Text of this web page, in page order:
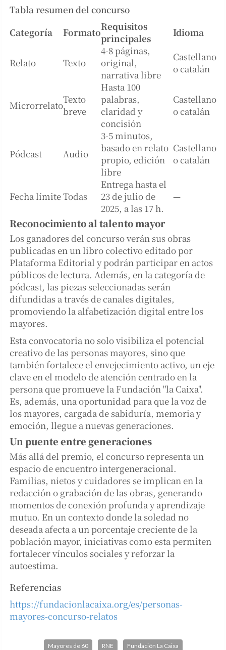
Tabla resumen del concurso
Categoría
FormatoRequisitos
principales
Idioma
Relato Texto
4-8 páginas,
original,
narrativa libre
Castellano
o catalán
MicrorrelatoTexto
breve
Hasta 100
palabras,
claridad y
concisión
Castellano
o catalán
Pódcast Audio
3-5 minutos,
basado en relato
propio, edición
libre
Castellano
o catalán
Fecha límiteTodas
Entrega hasta el
23 de julio de
2025, a las 17 h.
—
Reconocimiento al talento mayor
Los ganadores del concurso verán sus obras
publicadas en un libro colectivo editado por
Plataforma Editorial y podrán participar en actos
públicos de lectura. Además, en la categoría de
pódcast, las piezas seleccionadas serán
difundidas a través de canales digitales,
promoviendo la alfabetización digital entre los
mayores.
Esta convocatoria no solo visibiliza el potencial
creativo de las personas mayores, sino que
también fortalece el envejecimiento activo, un eje
clave en el modelo de atención centrado en la
persona que promueve la Fundación "la Caixa".
Es, además, una oportunidad para que la voz de
los mayores, cargada de sabiduría, memoria y
emoción, llegue a nuevas generaciones.
Un puente entre generaciones
Más allá del premio, el concurso representa un
espacio de encuentro intergeneracional.
Familias, nietos y cuidadores se implican en la
redacción o grabación de las obras, generando
momentos de conexión profunda y aprendizaje
mutuo. En un contexto donde la soledad no
deseada afecta a un porcentaje creciente de la
población mayor, iniciativas como esta permiten
fortalecer vínculos sociales y reforzar la
autoestima.
Referencias
https://fundacionlacaixa.org/es/personas-
mayores-concurso-relatos
Mayores de 60 RNE Fundación La Caixa